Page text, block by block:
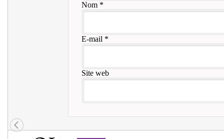
Nom*
E-mail *
Site web